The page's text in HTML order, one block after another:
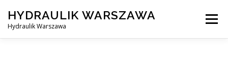
content
HYDRAULIK WARSZAWA
Hydraulik Warszawa
Menu